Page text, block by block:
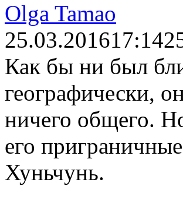
Olga Tamao
25.03.201617:14
Как бы ни был
географически,
ничего общего.
его
Хуньчунь.